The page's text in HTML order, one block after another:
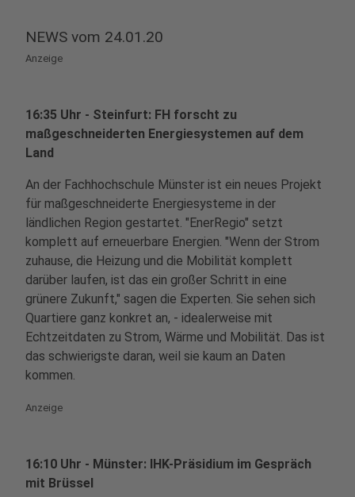
NEWS vom 24.01.20
Anzeige
16:35 Uhr - Steinfurt: FH forscht zu
maßgeschneiderten Energiesystemen auf dem
Land
An der Fachhochschule Münster ist ein neues Projekt
für maßgeschneiderte Energiesysteme in der
ländlichen Region gestartet. "EnerRegio" setzt
komplett auf erneuerbare Energien. "Wenn der Strom
zuhause, die Heizung und die Mobilität komplett
darüber laufen, ist das ein großer Schritt in eine
grünere Zukunft," sagen die Experten. Sie sehen sich
Quartiere ganz konkret an, - idealerweise mit
Echtzeitdaten zu Strom, Wärme und Mobilität. Das ist
das schwierigste daran, weil sie kaum an Daten
kommen.
Anzeige
16:10 Uhr - Münster: IHK-Präsidium im Gespräch
mit Brüssel